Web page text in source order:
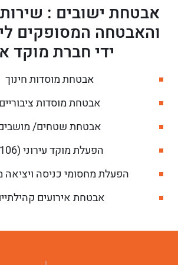
אבטחת ישובים :
והאבטחה המסופקים
ידי חברת מוקד
אבטחת מוסדות חינוך
אבטחת מוסדות ציבוריים
אבטחת שטחים/
הפעלת מוקד עירוני (106)
הפעלת מחסומי כניסה ויציאה
אבטחת אירועים